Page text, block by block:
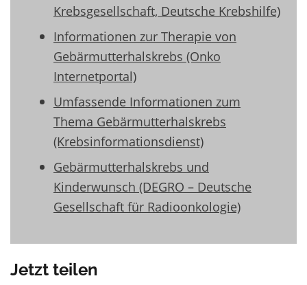
Krebsgesellschaft, Deutsche Krebshilfe)
Informationen zur Therapie von
Gebärmutterhalskrebs (Onko
Internetportal)
Umfassende Informationen zum
Thema Gebärmutterhalskrebs
(Krebsinformationsdienst)
Gebärmutterhalskrebs und
Kinderwunsch (DEGRO – Deutsche
Gesellschaft für Radioonkologie)
Jetzt teilen